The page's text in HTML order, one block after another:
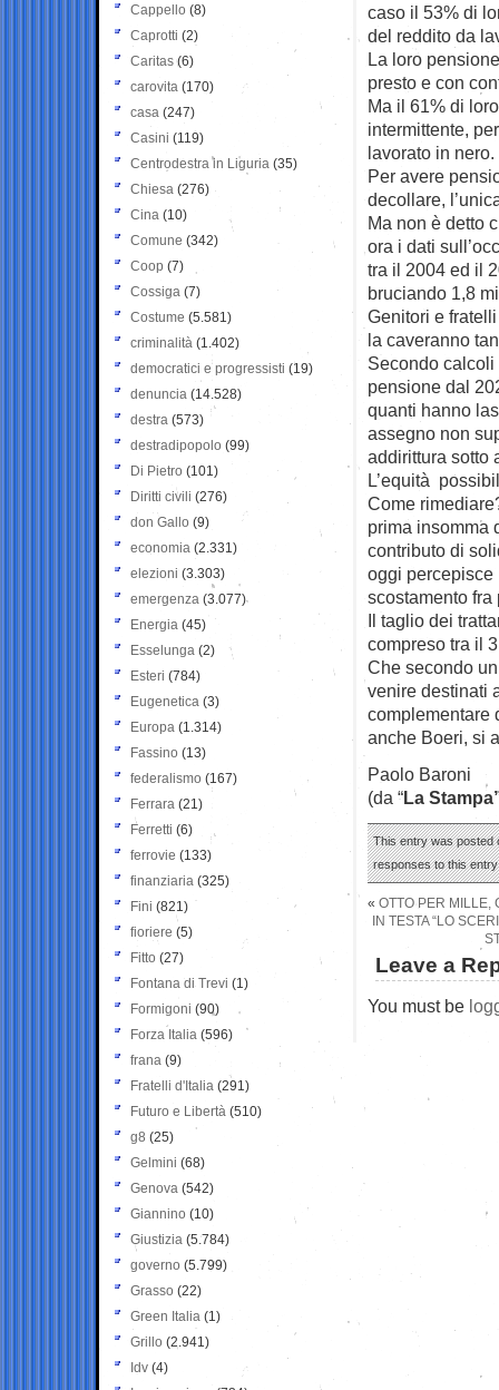
caso il 53% di
del reddito da
La loro
presto e con
Ma il 61% di
intermittente,
lavorato in nero.
Per avere
decollare,
Ma non è detto
ora i dati
tra il 2004 ed il
bruciando 1,8
Genitori e
la caveranno
Secondo
pensione dal
quanti hanno
assegno non
addirittura sotto
L’equità
Come
prima insomma
contributo di
oggi percepisce
scostamento fra
Il taglio dei
compreso tra il
Che secondo
venire destinati
complementare
anche Boeri, si
Paolo Baroni
(da “La
This entry was posted
responses to this
« OTTO PER MILLE,
IN TESTA “LO
Leave a
You must be
Cappello (8)
Caprotti (2)
Caritas (6)
carovita (170)
casa (247)
Casini (119)
Centrodestra in Liguria (35)
Chiesa (276)
Cina (10)
Comune (342)
Coop (7)
Cossiga (7)
Costume (5.581)
criminalità (1.402)
democratici e progressisti (19)
denuncia (14.528)
destra (573)
destradipopolo (99)
Di Pietro (101)
Diritti civili (276)
don Gallo (9)
economia (2.331)
elezioni (3.303)
emergenza (3.077)
Energia (45)
Esselunga (2)
Esteri (784)
Eugenetica (3)
Europa (1.314)
Fassino (13)
federalismo (167)
Ferrara (21)
Ferretti (6)
ferrovie (133)
finanziaria (325)
Fini (821)
fioriere (5)
Fitto (27)
Fontana di Trevi (1)
Formigoni (90)
Forza Italia (596)
frana (9)
Fratelli d'Italia (291)
Futuro e Libertà (510)
g8 (25)
Gelmini (68)
Genova (542)
Giannino (10)
Giustizia (5.784)
governo (5.799)
Grasso (22)
Green Italia (1)
Grillo (2.941)
Idv (4)